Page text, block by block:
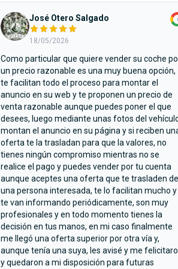
José Otero Salgado
18/05/2026
Como particular que quiere vender su coche
un precio razonable es una muy buena opción,
te facilitan todo el proceso para montar el
anuncio en su web y te proponen un precio de
venta razonable aunque puedes poner el que
desees, luego mediante unas fotos del
montan el anuncio en su página y si reciben
oferta te la trasladan para que la valores, no
tienes ningún compromiso mientras no se
realice el pago y puedes vender por tu cuenta
aunque aceptes una oferta que te trasladen de
una persona interesada, te lo facilitan mucho y
te van informando periódicamente, son muy
profesionales y en todo momento tienes la
decisión en tus manos, en mi caso finalmente
me llegó una oferta superior por otra vía y,
aunque tenía una suya, les avisé y me
y quedaron a mi disposición para futuras